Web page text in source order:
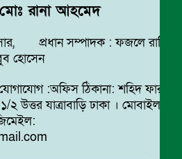
রানা আহমেদ
প্রধান সম্পাদক : ফজলে রাব্বি
হোসেন
যোগাযোগ :অফিস ঠিকানা: শহিদ ফারুক
উত্তর যাত্রাবাড়ি ঢাকা । মোবাইল